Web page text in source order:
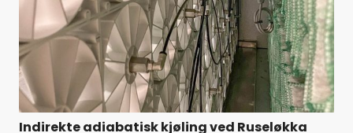
Indirekte adiabatisk kjøling ved Ruseløkka